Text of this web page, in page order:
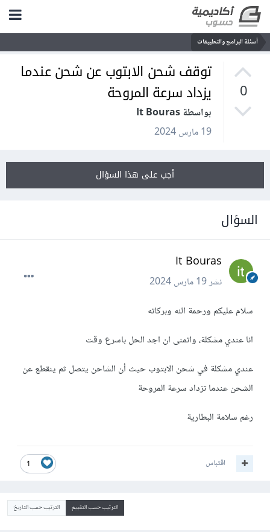
أسئلة البرامج والتطبيقات
0
توقف شحن الابتوب عن شحن عندما
يزداد سرعة المروحة
بواسطة It Bouras
19 مارس 2024
أجب على هذا السؤال
السؤال
It Bouras
نشر19 مارس 2024
سلام عليكم ورحمة الله وبركاته
انا عندي مشكلة، واتمنى ان اجد الحل باسرع وقت
عندي مشكلة في شحن الابتوب حيث أن الشاحن يتصل ثم ينقطع عن
الشحن عندما تزداد سرعة المروحة
رغم سلامة البطارية
1 اقتباس
الترتيب حسب التقييم الترتيب حسب التاريخ